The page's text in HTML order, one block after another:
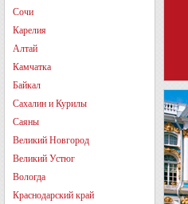
Сочи
Карелия
Алтай
Камчатка
Байкал
Сахалин и Курилы
Саяны
Великий Новгород
Великий Устюг
Вологда
Краснодарский край